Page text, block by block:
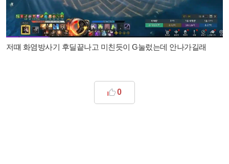
저떄 화염방사기 후딜끝나고 미친듯이 G눌렀는데 안나가길래
0